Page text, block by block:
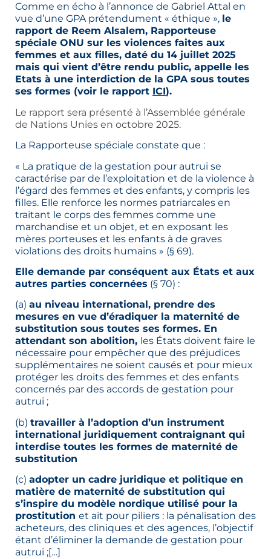
Comme en écho à l’annonce de Gabriel Attal en
vue d’une GPA prétendument « éthique », le
rapport de Reem Alsalem, Rapporteuse
spéciale ONU sur les violences faites aux
femmes et aux filles, daté du 14 juillet 2025
mais qui vient d’être rendu public, appelle les
Etats à une interdiction de la GPA sous toutes
ses formes (voir le rapport ICI).
Le rapport sera présenté à l’Assemblée générale
de Nations Unies en octobre 2025.
La Rapporteuse spéciale constate que :
« La pratique de la gestation pour autrui se
caractérise par de l’exploitation et de la violence à
l’égard des femmes et des enfants, y compris les
filles. Elle renforce les normes patriarcales en
traitant le corps des femmes comme une
marchandise et un objet, et en exposant les
mères porteuses et les enfants à de graves
violations des droits humains » (§ 69).
Elle demande par conséquent aux États et aux
autres parties concernées (§ 70) :
(a) au niveau international, prendre des
mesures en vue d’éradiquer la maternité de
substitution sous toutes ses formes. En
attendant son abolition, les États doivent faire le
nécessaire pour empêcher que des préjudices
supplémentaires ne soient causés et pour mieux
protéger les droits des femmes et des enfants
concernés par des accords de gestation pour
autrui ;
(b) travailler à l’adoption d’un instrument
international juridiquement contraignant qui
interdise toutes les formes de maternité de
substitution
(c) adopter un cadre juridique et politique en
matière de maternité de substitution qui
s’inspire du modèle nordique utilisé pour la
prostitution et ait pour piliers : la pénalisation des
acheteurs, des cliniques et des agences, l’objectif
étant d’éliminer la demande de gestation pour
autrui ;[…]